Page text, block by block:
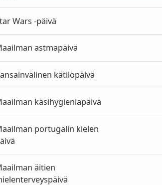
Wars ‑päivä
astmapäivä
kätilöpäivä
käsihygieniapäivä
portugalin kielen
äitien